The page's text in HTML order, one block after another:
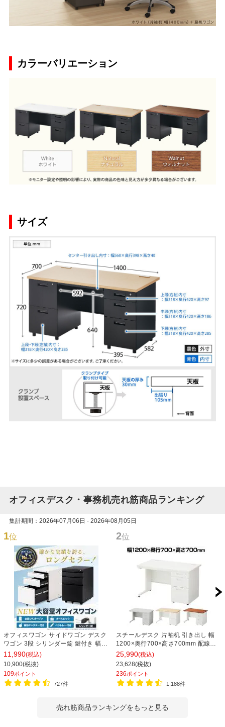
カラーバリエーション
サイズ
オフィスデスク・事務机売れ筋商品ランキング
集計期間：2026年07月06日 - 2026年08月05日
1位
オフィスワゴン サイドワゴン デスク
ワゴン 3段 シリンダー錠 鍵付き 幅
390×奥行510×高さ600mm【ホワイ
ト・ブラック】
11,990(税込)
10,900(税抜)
109ポイント
727件
2位
スチールデスク 片袖机 引き出し 幅
1200×奥行700×高さ700mm 配線穴
事務机 ビジネスデスク
25,990(税込)
23,628(税抜)
236ポイント
1,188件
売れ筋商品ランキングをもっと見る